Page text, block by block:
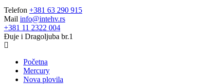
Telefon +381 63 290 915
Mail info@intehv.rs
+381 11 2322 004
Đuje i Dragoljuba br.1
Početna
Mercury
Nova plovila